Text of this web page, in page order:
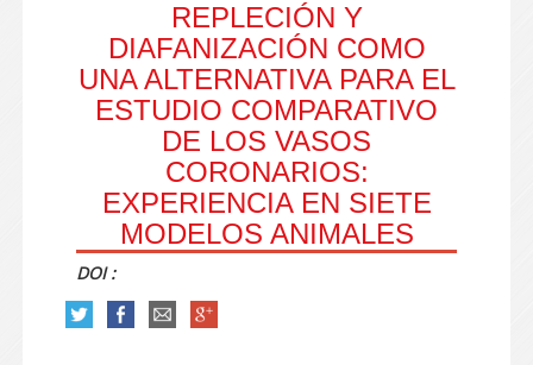
REPLECIÓN Y
DIAFANIZACIÓN COMO
UNA ALTERNATIVA PARA EL
ESTUDIO COMPARATIVO
DE LOS VASOS
CORONARIOS:
EXPERIENCIA EN SIETE
MODELOS ANIMALES
DOI :